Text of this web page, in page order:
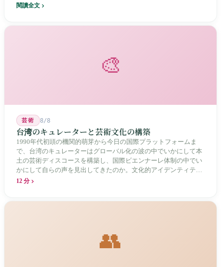
20年にわたる核廃棄物処分場選定をめぐる住民投票の論争を深く
閱讀全文
🎨
芸術 8/8
台湾のキュレーターと芸術文化の構築
1990年代初頭の機関的萌芽から今日の国際プラットフォームま
で、台湾のキュレーターはグローバル化の波の中でいかにして本
土の芸術ディスコースを構築し、国際ビエンナーレ体制の中でい
かにして自らの声を見出してきたのか。文化的アイデンティティ
と専門的制度の30年にわたる進化の歴史。
12 分
👥